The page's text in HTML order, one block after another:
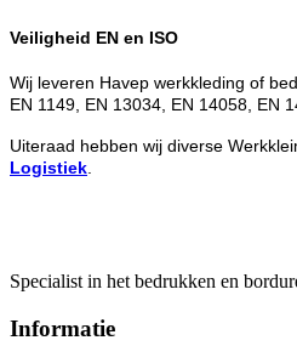
Veiligheid EN en ISO
Wij leveren Havep werkkleding of
EN 1149, EN 13034, EN 14058, EN
Uiteraad hebben wij diverse
Logistiek.
Specialist in het bedrukken en
Informatie